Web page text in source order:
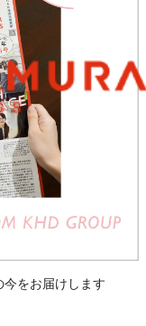
をお届けします